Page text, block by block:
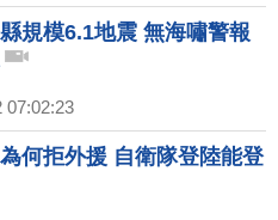
規模6.1地震 無海嘯警報
07:02:23
何拒外援 自衛隊登陸能登